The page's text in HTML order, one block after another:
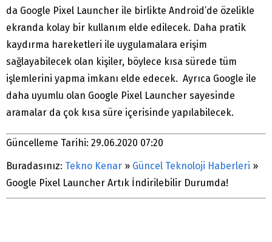
da Google Pixel Launcher ile birlikte Android’de özelikle
ekranda kolay bir kullanım elde edilecek. Daha pratik
kaydırma hareketleri ile uygulamalara erişim
sağlayabilecek olan kişiler, böylece kısa sürede tüm
işlemlerini yapma imkanı elde edecek. Ayrıca Google ile
daha uyumlu olan Google Pixel Launcher sayesinde
aramalar da çok kısa süre içerisinde yapılabilecek.
Güncelleme Tarihi: 29.06.2020 07:20
Buradasınız: Tekno Kenar » Güncel Teknoloji Haberleri »
Google Pixel Launcher Artık İndirilebilir Durumda!